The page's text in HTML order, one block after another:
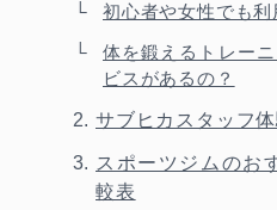
初心者や女性でも利
体を鍛えるトレー
ビスがあるの？
サブヒカスタッフ
スポーツジムのお
較表